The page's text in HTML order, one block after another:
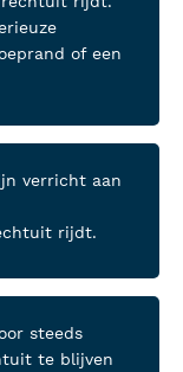
of een
verricht aan
rijdt.
steeds
te blijven